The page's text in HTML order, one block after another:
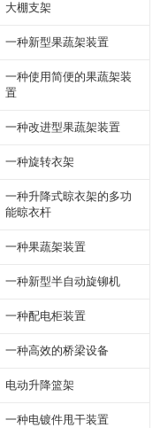
大棚支架
一种新型果蔬架装置
一种使用简便的果蔬架装
置
一种改进型果蔬架装置
一种旋转衣架
一种升降式晾衣架的多功
能晾衣杆
一种果蔬架装置
一种新型半自动旋铆机
一种配电柜装置
一种高效的桥梁设备
电动升降篮架
一种电镀件甩干装置